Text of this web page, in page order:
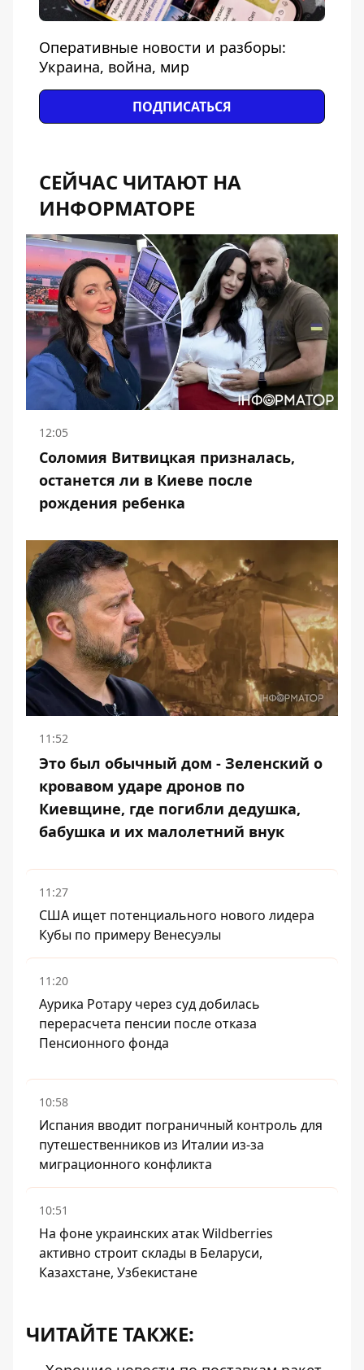
Оперативные новости и разборы:
Украина, война, мир
ПОДПИСАТЬСЯ
СЕЙЧАС ЧИТАЮТ НА
ИНФОРМАТОРЕ
12:05
Соломия Витвицкая призналась,
останется ли в Киеве после
рождения ребенка
11:52
Это был обычный дом - Зеленский о
кровавом ударе дронов по
Киевщине, где погибли дедушка,
бабушка и их малолетний внук
11:27
США ищет потенциального нового лидера
Кубы по примеру Венесуэлы
11:20
Аурика Ротару через суд добилась
перерасчета пенсии после отказа
Пенсионного фонда
10:58
Испания вводит пограничный контроль для
путешественников из Италии из-за
миграционного конфликта
10:51
На фоне украинских атак Wildberries
активно строит склады в Беларуси,
Казахстане, Узбекистане
ЧИТАЙТЕ ТАКЖЕ: